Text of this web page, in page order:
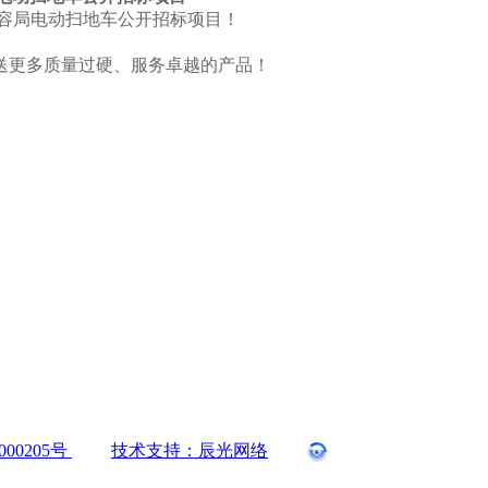
局电动扫地车公开招标项目！
多质量过硬、服务卓越的产品！
号
技术支持：辰光网络